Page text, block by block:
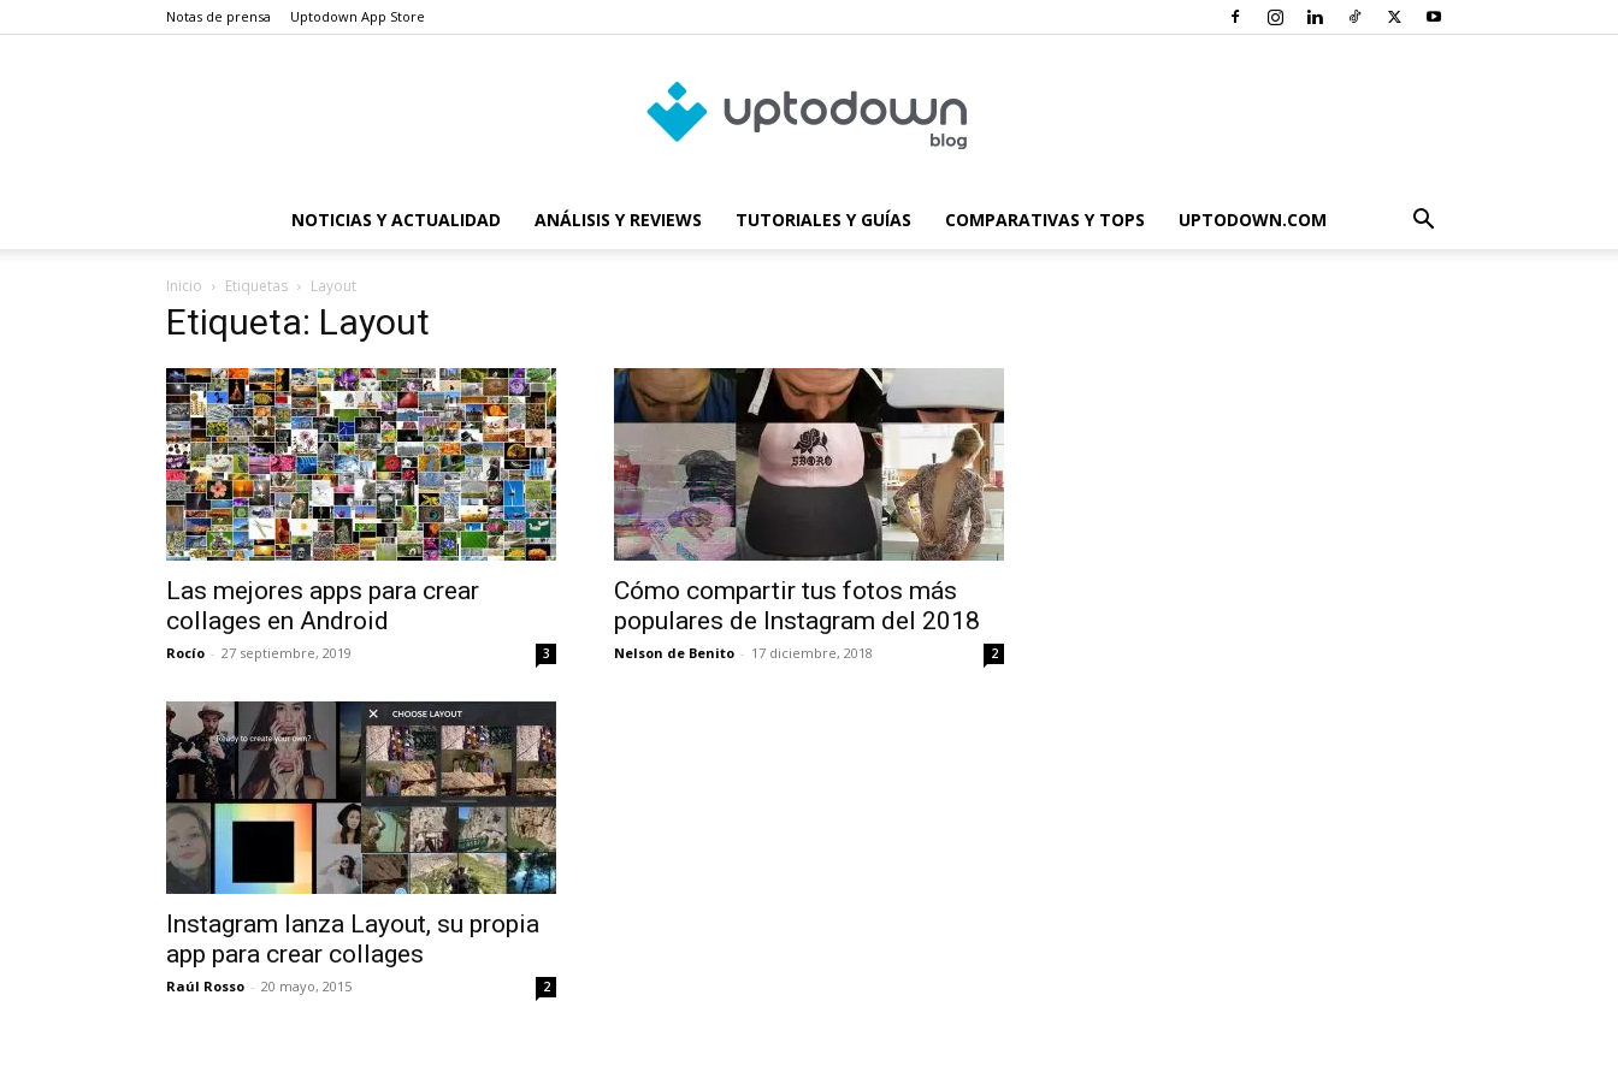
Notas de prensa Uptodown App Store
de
Uptodown
NOTICIAS Y ACTUALIDAD ANÁLISIS Y REVIEWS TUTORIALES Y GUÍAS COMPARATIVAS Y TOPS UPTODOWN.COM
Inicio Etiquetas Layout
Etiqueta: Layout
Las mejores apps para crear
collages en Android
Rocío - 27 septiembre, 2019 3
Cómo compartir tus fotos más
populares de Instagram del 2018
Nelson de Benito - 17 diciembre, 2018 2
Instagram lanza Layout, su propia
app para crear collages
Raúl Rosso - 20 mayo, 2015 2